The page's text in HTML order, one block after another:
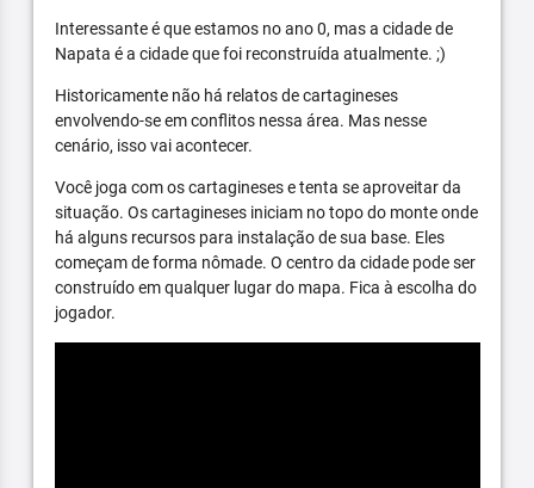
Interessante é que estamos no ano 0, mas a cidade de
Napata é a cidade que foi reconstruída atualmente. ;)
Historicamente não há relatos de cartagineses
envolvendo-se em conflitos nessa área. Mas nesse
cenário, isso vai acontecer.
Você joga com os cartagineses e tenta se aproveitar da
situação. Os cartagineses iniciam no topo do monte onde
há alguns recursos para instalação de sua base. Eles
começam de forma nômade. O centro da cidade pode ser
construído em qualquer lugar do mapa. Fica à escolha do
jogador.